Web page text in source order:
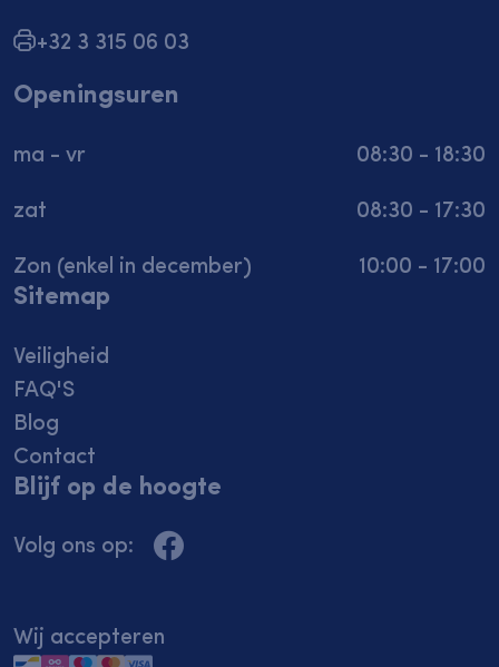
+32 3 315 06 03
Openingsuren
ma - vr
08:30 - 18:30
zat
08:30 - 17:30
Zon (enkel in december)
10:00 - 17:00
Sitemap
Veiligheid
FAQ'S
Blog
Contact
Blijf op de hoogte
Volg ons op:
Wij accepteren